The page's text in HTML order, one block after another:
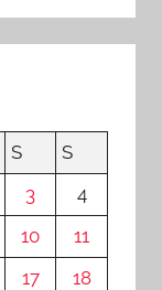
S
S
3
4
10
11
17
18